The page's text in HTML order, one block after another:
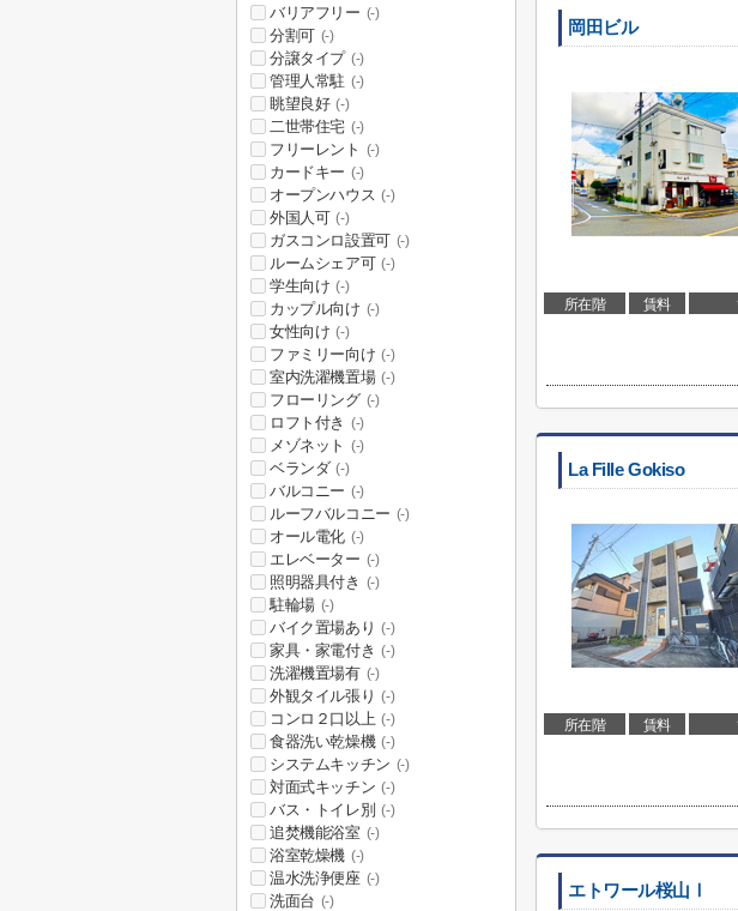
岡田ビル
所在階 賃料
La Fille Gokiso
所在階 賃料
エトワール桜山Ⅰ
バリアフリー (-)
分割可 (-)
分譲タイプ (-)
管理人常駐 (-)
眺望良好 (-)
二世帯住宅 (-)
フリーレント (-)
カードキー (-)
オープンハウス (-)
外国人可 (-)
ガスコンロ設置可 (-)
ルームシェア可 (-)
学生向け (-)
カップル向け (-)
女性向け (-)
ファミリー向け (-)
室内洗濯機置場 (-)
フローリング (-)
ロフト付き (-)
メゾネット (-)
ベランダ (-)
バルコニー (-)
ルーフバルコニー (-)
オール電化 (-)
エレベーター (-)
照明器具付き (-)
駐輪場 (-)
バイク置場あり (-)
家具・家電付き (-)
洗濯機置場有 (-)
外観タイル張り (-)
コンロ２口以上 (-)
食器洗い乾燥機 (-)
システムキッチン (-)
対面式キッチン (-)
バス・トイレ別 (-)
追焚機能浴室 (-)
浴室乾燥機 (-)
温水洗浄便座 (-)
洗面台 (-)